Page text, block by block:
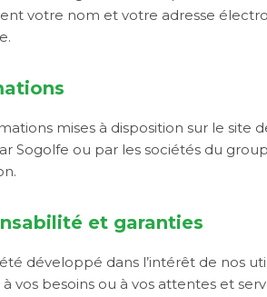
votre nom et votre adresse
mises à disposition sur le site
Sogolfe ou par les sociétés du
et garanties
développé dans l’intérêt de nos
vos besoins ou à vos attentes et